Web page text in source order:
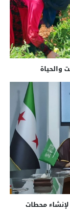
والحياة
لإنشاء محطات